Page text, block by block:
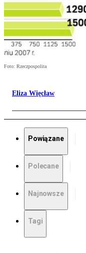
Foto: Rzeczpospolita
Eliza Więcław
Powiązane
Polecane
Najnowsze
Tagi